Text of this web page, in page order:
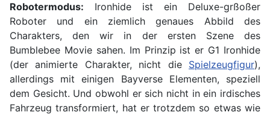
Robotermodus: Ironhide ist ein Deluxe-grßoßer
Roboter und ein ziemlich genaues Abbild des
Charakters, den wir in der ersten Szene des
Bumblebee Movie sahen. Im Prinzip ist er G1 Ironhide
(der animierte Charakter, nicht die Spielzeugfigur),
allerdings mit einigen Bayverse Elementen, speziell
dem Gesicht. Und obwohl er sich nicht in ein irdisches
Fahrzeug transformiert, hat er trotzdem so etwas wie